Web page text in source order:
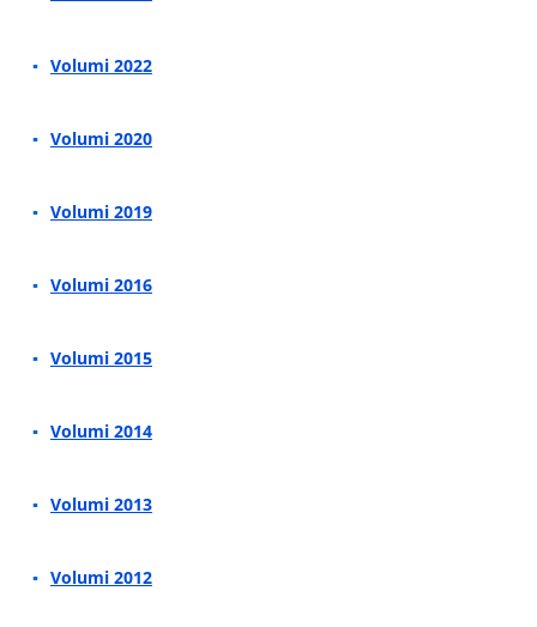
Volumi 2022
Volumi 2020
Volumi 2019
Volumi 2016
Volumi 2015
Volumi 2014
Volumi 2013
Volumi 2012